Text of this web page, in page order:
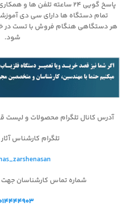
پاسخ گویی ۲۴ ساعته تلفن ها و همکاری با مشتری ها در همه زمینه ها.
تمام دستگاه ها دارای سی دی
هر دستگاهی هنگام فروش با تست در
شود.
آدرس کانال تلگرام محصولات و لیست
تلگرام کارشناس
شماره تماس کارشناسان